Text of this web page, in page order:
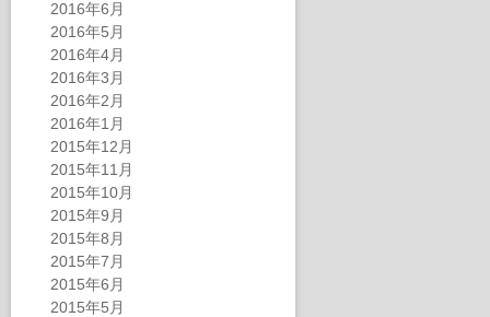
2016年6月
2016年5月
2016年4月
2016年3月
2016年2月
2016年1月
2015年12月
2015年11月
2015年10月
2015年9月
2015年8月
2015年7月
2015年6月
2015年5月